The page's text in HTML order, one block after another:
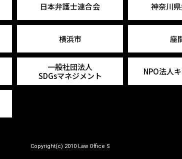
日本弁護士連合会 神奈川
横浜市 座
一般社団法人
SDGsマネジメント
NPO法人
Copyright(c) 2010 Law Office S